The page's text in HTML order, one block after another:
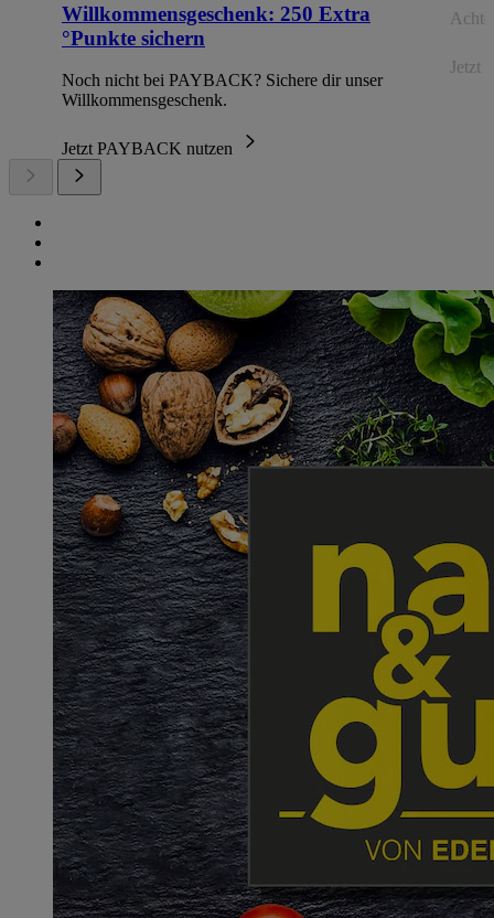
Willkommensgeschenk: 250 Extra
°Punkte sichern
Noch nicht bei PAYBACK? Sichere dir unser
Willkommensgeschenk.
Jetzt PAYBACK nutzen
Jetzt